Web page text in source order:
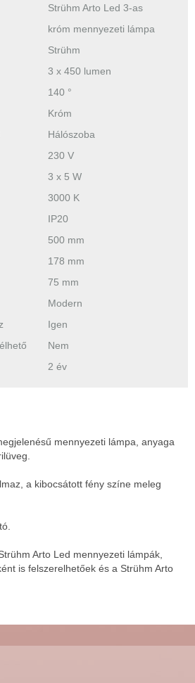
Strühm Arto Led 3-as
króm mennyezeti lámpa
Strühm
3 x 450 lumen
140 °
Króm
Hálószoba
230 V
3 x 5 W
3000 K
IP20
500 mm
178 mm
75 mm
Modern
Igen
Nem
2 év
mennyezeti lámpa, anyaga
a kibocsátott fény színe meleg
Arto Led mennyezeti lámpák,
is felszerelhetőek és a Strühm Arto